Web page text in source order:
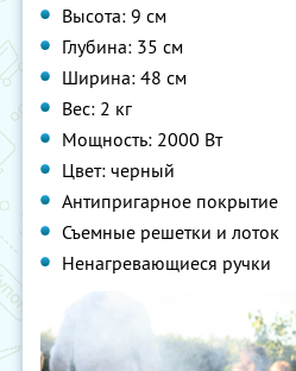
Высота: 9 см
Глубина: 35 см
Ширина: 48 см
Вес: 2 кг
Мощность: 2000 Вт
Цвет: черный
Антипригарное покрытие
Съемные решетки и лоток
Ненагревающиеся ручки